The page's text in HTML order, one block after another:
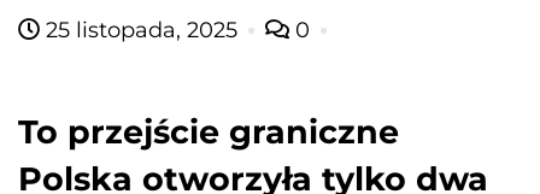
25 listopada, 2025 0
To przejście graniczne
Polska otworzyła tylko dwa